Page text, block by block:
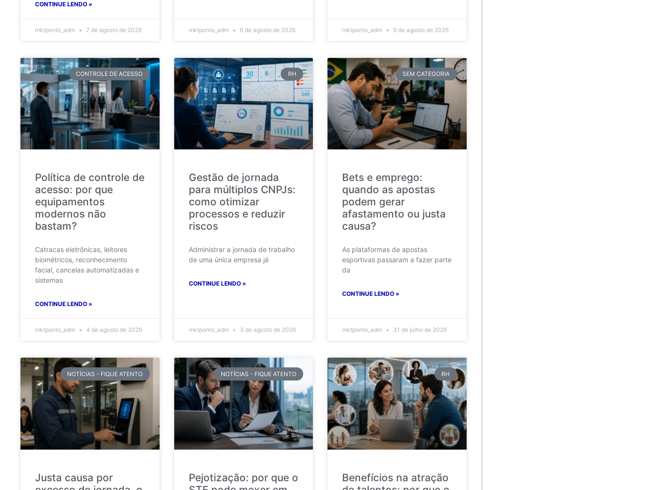
CONTINUE LENDO »
mktponto_adm 7 de agosto de 2026 mktponto_adm 6 de agosto de 2026 mktponto_adm 5 de agosto de 2026
CONTROLE DE ACESSO
Política de controle de
acesso: por que
equipamentos
modernos não
bastam?
Catracas eletrônicas, leitores
biométricos, reconhecimento
facial, cancelas automatizadas e
sistemas
CONTINUE LENDO »
mktponto_adm 4 de agosto de 2026
RH
Gestão de jornada
para múltiplos CNPJs:
como otimizar
processos e reduzir
riscos
Administrar a jornada de trabalho
de uma única empresa já
CONTINUE LENDO »
mktponto_adm 3 de agosto de 2026
SEM CATEGORIA
Bets e emprego:
quando as apostas
podem gerar
afastamento ou justa
causa?
As plataformas de apostas
esportivas passaram a fazer parte
da
CONTINUE LENDO »
mktponto_adm 31 de julho de 2026
NOTÍCIAS - FIQUE ATENTO
Justa causa por
NOTÍCIAS - FIQUE ATENTO
Pejotização: por que o
RH
Benefícios na atração